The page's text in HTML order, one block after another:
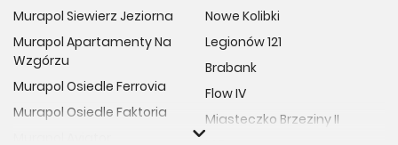
Murapol Siewierz Jeziorna
Murapol Apartamenty Na
Wzgórzu
Murapol Osiedle Ferrovia
Murapol Osiedle Faktoria
Nowe Kolibki
Legionów 121
Brabank
Flow IV
Miasteczko Brzeziny II